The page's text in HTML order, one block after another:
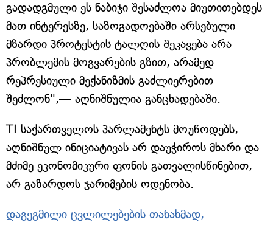
გადადგმული ეს ნაბიჯი შესაძლოა მიუთითებდეს
მათ ინტერესზე, საზოგადოებაში არსებული
მზარდი პროტესტის ტალღის შეკავება არა
პრობლემის მოგვარების გზით, არამედ
რეპრესიული მექანიზმის გაძლიერებით
შეძლონ",— აღნიშნულია განცხადებაში.
TI საქართველოს პარლამენტს მოუწოდებს,
აღნიშნულ ინიციატივას არ დაუჭიროს მხარი და
მძიმე ეკონომიკური ფონის გათვალისწინებით,
არ გაზარდოს ჯარიმების ოდენობა.
დაგეგმილი ცვლილებების თანახმად,